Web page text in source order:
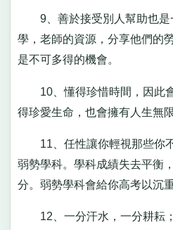
9、善於接受別人幫助也是
學，老師的資源，分享他們的
是不可多得的機會。
10、懂得珍惜時間，因此
得珍愛生命，也會擁有人生無
11、任性讓你輕視那些你不
弱勢學科。學科成績失去平衡
分。弱勢學科會給你高考以沉
12、一分汗水，一分耕耘；